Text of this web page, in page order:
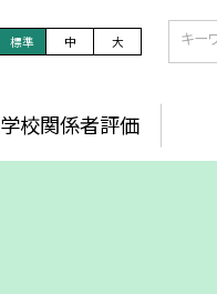
標準 中 大
学校関係者評価